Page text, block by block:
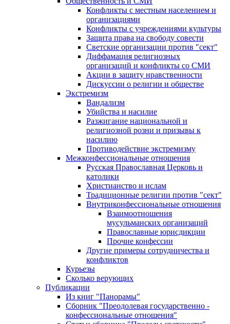
Конфликты с местным населением и
организациями
Конфликты с учреждениями культуры
Защита права на свободу совести
Светские организации против "сект"
Диффамация религиозных
организаций и конфликты со СМИ
Акции в защиту нравственности
Дискуссии о религии и обществе
Экстремизм
Вандализм
Убийства и насилие
Разжигание национальной и
религиозной розни и призывы к
насилию
Противодействие экстремизму
Межконфессиональные отношения
Русская Православная Церковь и
католики
Христианство и ислам
Традиционные религии против "сект"
Внутриконфессиональные отношения
Взаимоотношения
мусульманских организаций
Православные юрисдикции
Прочие конфессии
Другие примеры сотрудничества и
конфликтов
Курьезы
Сколько верующих
Публикации
Из книг "Панорамы"
Сборник "Преодолевая государственно -
конфессиональные отношения"